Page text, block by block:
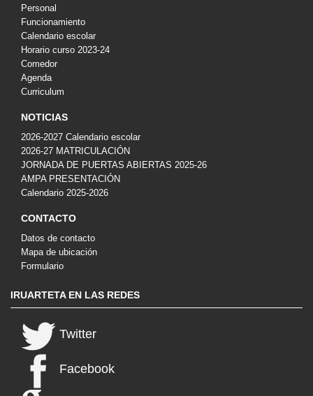
Personal
Funcionamiento
Calendario escolar
Horario curso 2023-24
Comedor
Agenda
Curriculum
NOTICIAS
2026-2027 Calendario escolar
2026-27 MATRICULACIÓN
JORNADA DE PUERTAS ABIERTAS 2025-26
AMPA PRESENTACIÓN
Calendario 2025-2026
CONTACTO
Datos de contacto
Mapa de ubicación
Formulario
IRUARTETA EN LAS REDES
Twitter
Facebook